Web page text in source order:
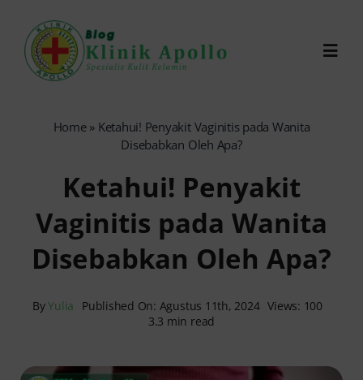
content
Reservasi Online
Search
Home» Ketahui! Penyakit Vaginitis pada Wanita
Disebabkan Oleh Apa?
Ketahui! Penyakit
Vaginitis pada Wanita
Disebabkan Oleh Apa?
ByYulia Published On: Agustus 11th, 2024 Views: 100
3.3 min read